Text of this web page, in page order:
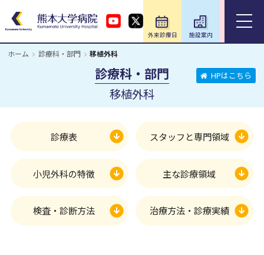
外来診療日 施設案内
ホーム 診療科・部門 移植外科
診療科・部門
移植外科
HPはこちら
診療表 スタッフと専門領域
小児外科の特徴 主な診療領域
検査・診断方法 治療方法・診療実績
ホーム
外来のご案内
入院のご案内
診療科・部門
医療関係の方